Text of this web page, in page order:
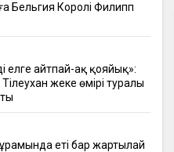
Бельгия Королі Филипп
елге айтпай-ақ қояйық»:
жеке өмірі туралы
еті бар жартылай